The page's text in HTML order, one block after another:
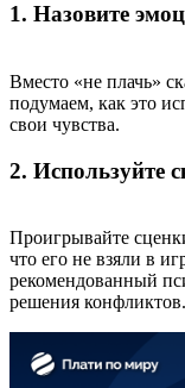
1. Назовите
Вместо «не плачь»
подумаем, как это
свои чувства.
2. Используйте
Проигрывайте
что его не взяли в
рекомендованный
решения конфликтов.